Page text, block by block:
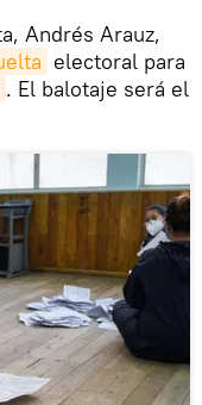
Andrés Arauz,
electoral para
. El balotaje será el